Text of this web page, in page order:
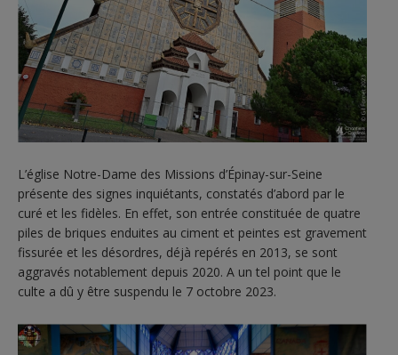
L’église Notre-Dame des Missions d’Épinay-sur-Seine
présente des signes inquiétants, constatés d’abord par le
curé et les fidèles. En effet, son entrée constituée de quatre
piles de briques enduites au ciment et peintes est gravement
fissurée et les désordres, déjà repérés en 2013, se sont
aggravés notablement depuis 2020. A un tel point que le
culte a dû y être suspendu le 7 octobre 2023.